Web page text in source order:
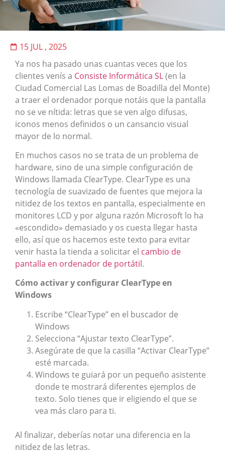
15 JUL , 2025
Ya nos ha pasado unas cuantas veces que los
clientes venís a Consiste Informática SL(en la
Ciudad Comercial Las Lomas de Boadilla del Monte)
a traer el ordenador porque notáis que la pantalla
no se ve nítida: letras que se ven algo difusas,
iconos menos definidos o un cansancio visual
mayor de lo normal.
En muchos casos no se trata de un problema de
hardware, sino de una simple configuración de
Windows llamada ClearType. ClearType es una
tecnología de suavizado de fuentes que mejora la
nitidez de los textos en pantalla, especialmente en
monitores LCD y por alguna razón Microsoft lo ha
«escondido» demasiado y os cuesta llegar hasta
ello, así que os hacemos este texto para evitar
venir hasta la tienda a solicitar el cambio de
pantalla en ordenador de portátil.
Cómo activar y configurar ClearType en
Windows
Escribe “ClearType” en el buscador de
Windows
Selecciona “Ajustar texto ClearType”.
Asegúrate de que la casilla “Activar ClearType”
esté marcada.
Windows te guiará por un pequeño asistente
donde te mostrará diferentes ejemplos de
texto. Solo tienes que ir eligiendo el que se
vea más claro para ti.
Al finalizar, deberías notar una diferencia en la
nitidez de las letras.